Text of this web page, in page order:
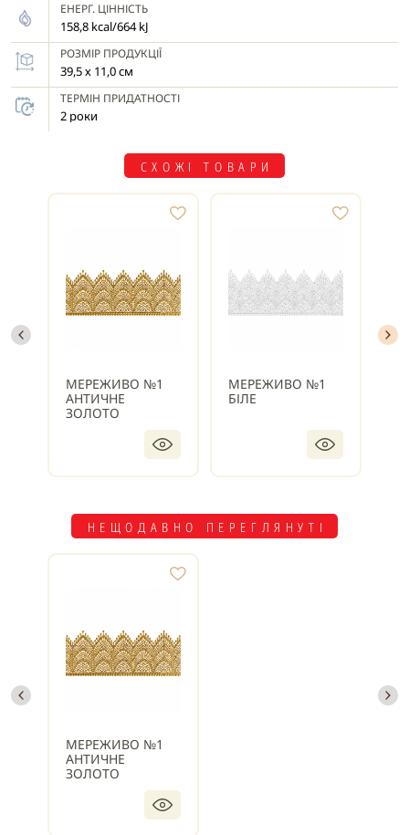
ЕНЕРГ. ЦІННІСТЬ
158,8 kcal/664 kJ
РОЗМІР ПРОДУКЦІЇ
39,5 х 11,0 см
ТЕРМІН ПРИДАТНОСТІ
2 роки
СХОЖІ ТОВАРИ
МЕРЕЖИВО №1
АНТИЧНЕ
ЗОЛОТО
МЕРЕЖИВО №1
БІЛЕ
НЕЩОДАВНО ПЕРЕГЛЯНУТІ
МЕРЕЖИВО №1
АНТИЧНЕ
ЗОЛОТО